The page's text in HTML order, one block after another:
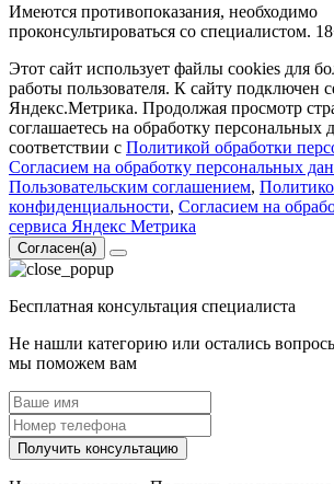
Имеются противопоказания, необходимо
проконсультироваться со специалистом.
Этот сайт использует файлы cookies для
работы пользователя. К сайту подключен
Яндекс.Метрика. Продолжая просмотр
соглашаетесь на обработку персональных
соответствии с Политикой обработки
Согласием на обработку персональных
Пользовательским соглашением,
конфиденциальности, Согласием на
сервиса Яндекс Метрика
Согласен(а)
Бесплатная консультация специалиста
Не нашли категорию или остались
мы поможем вам
Получить консультацию